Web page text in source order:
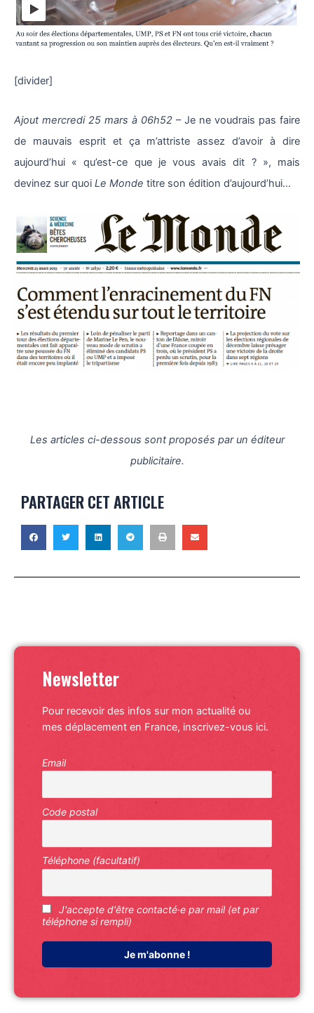
[divider]
Ajout mercredi 25 mars à 06h52 – Je ne voudrais pas faire
de mauvais esprit et ça m’attriste assez d’avoir à dire
aujourd’hui « qu’est-ce que je vous avais dit ? », mais
devinez sur quoi Le Monde titre son édition d’aujourd’hui…
Les articles ci-dessous sont proposés par un éditeur
publicitaire.
PARTAGER CET ARTICLE
Newsletter
Pour recevoir des infos sur mon actualité ou
mes déplacement en France, inscrivez-vous ici.
Email
Code postal
Téléphone (facultatif)
J'accepte d'être contacté·e par mail (et par
téléphone si rempli)